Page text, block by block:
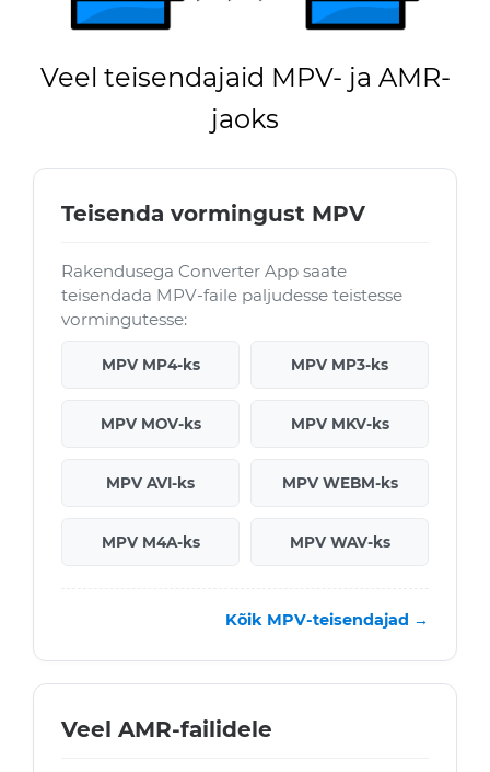
Veel teisendajaid MPV- ja AMR-
jaoks
Teisenda vormingust MPV
Rakendusega Converter App saate
teisendada MPV-faile paljudesse teistesse
vormingutesse:
MPV MP4-ks MPV MP3-ks
MPV MOV-ks MPV MKV-ks
MPV AVI-ks MPV WEBM-ks
MPV M4A-ks MPV WAV-ks
Kõik MPV-teisendajad →
Veel AMR-failidele